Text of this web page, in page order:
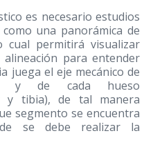
es necesario estudios
una panorámica de
cual permitirá visualizar
para entender
juega el eje mecánico de
y de cada hueso
y tibia), de tal manera
segmento se encuentra
se debe realizar la